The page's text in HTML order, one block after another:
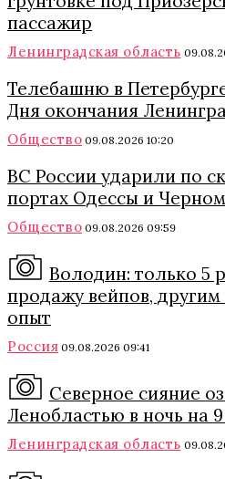
пассажир
Ленинградская область
Телебашню в
Дня окончания
Общество 09.08.2026 10:20
ВС России ударили по
портах Одессы и
Общество 09.08.2026 09:59
Володин: только 5
продажу вейпов, другим
опыт
Россия 09.08.2026 09:41
Северное сияние
Ленобластью в ночь на 9
Ленинградская область